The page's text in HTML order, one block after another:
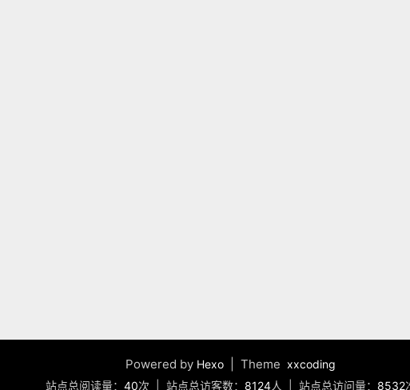
Powered by Hexo | Themexxcoding
站点总阅读量： 40次 站点总访客数： 8124人 站点总访问量： 8532